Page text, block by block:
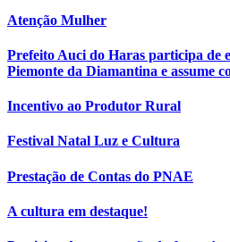
Atenção Mulher
Prefeito Auci do Haras participa de
Piemonte da Diamantina e assume
Incentivo ao Produtor Rural
Festival Natal Luz e Cultura
Prestação de Contas do PNAE
A cultura em destaque!